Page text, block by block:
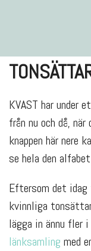
KVAST har
från nu och då,
knappen här nere
se hela den
Eftersom det idag
kvinnliga
lägga in ännu
länksamling med